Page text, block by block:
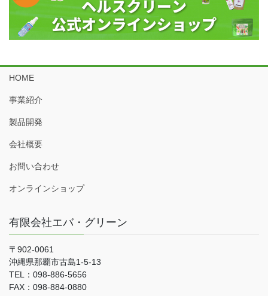
HOME
事業紹介
製品開発
会社概要
お問い合わせ
オンラインショップ
有限会社エバ・グリーン
〒902-0061
沖縄県那覇市古島1-5-13
TEL：098-886-5656
FAX：098-884-0880